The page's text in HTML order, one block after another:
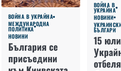
ВОЙНА В УКРАЙНА
МЕЖДУНАРОДНА
ПОЛИТИКА
НОВИНИ
България се
присъедини
ВОЙНА В
УКРАЙНА
НОВИНИ
БЪЛГАРИ
15